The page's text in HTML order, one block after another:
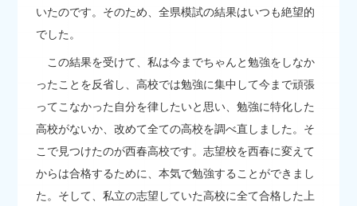
いたのです。そのため、全県模試の結果はいつも絶望的
でした。
この結果を受けて、私は今までちゃんと勉強をしなか
ったことを反省し、高校では勉強に集中して今まで頑張
ってこなかった自分を律したいと思い、勉強に特化した
高校がないか、改めて全ての高校を調べ直しました。そ
こで見つけたのが西春高校です。志望校を西春に変えて
からは合格するために、本気で勉強することができまし
た。そして、私立の志望していた高校に全て合格した上